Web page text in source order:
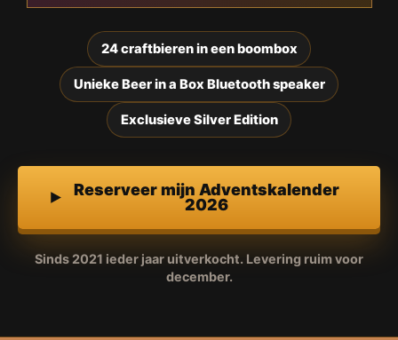
24 craftbieren in een boombox
Unieke Beer in a Box Bluetooth speaker
Exclusieve Silver Edition
Reserveer mijn Adventskalender
2026
Sinds 2021 ieder jaar uitverkocht. Levering ruim voor
december.